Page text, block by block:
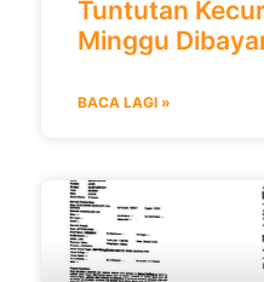
Tuntutan
Minggu
BACA LAGI »